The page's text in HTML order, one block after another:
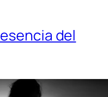
del